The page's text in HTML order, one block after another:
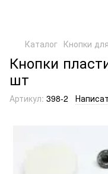
Каталог Кнопки
Кнопки
шт
Артикул: 398-2